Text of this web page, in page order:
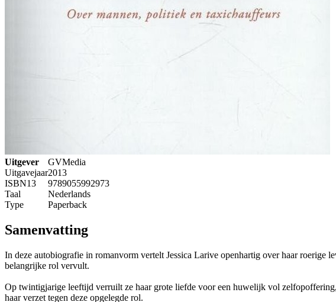
Uitgever
GVMedia
Uitgavejaar2013
ISBN13
9789055992973
Taal
Nederlands
Type
Paperback
Samenvatting
In deze autobiografie in romanvorm vertelt Jessica Larive openhartig over haar roerige
belangrijke rol vervult.
Op twintigjarige leeftijd verruilt ze haar grote liefde voor een huwelijk vol
haar verzet tegen deze opgelegde rol.